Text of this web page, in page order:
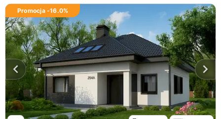
Promocja -16.0%